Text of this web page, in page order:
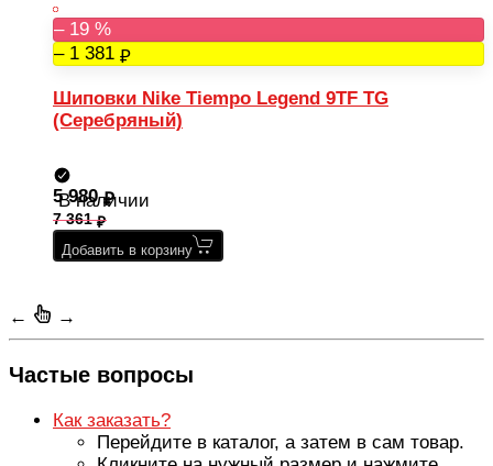
– 19 %
– 1 381
Шиповки Nike Tiempo Legend 9TF TG
(Серебряный)
В наличии
5 980
7 361
Добавить в корзину
← →
Частые вопросы
Как заказать?
Перейдите в каталог, а затем в сам товар.